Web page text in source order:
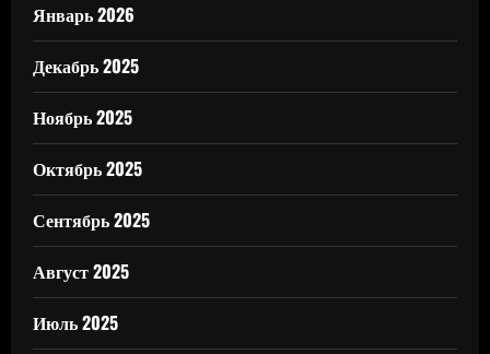
Январь 2026
Декабрь 2025
Ноябрь 2025
Октябрь 2025
Сентябрь 2025
Август 2025
Июль 2025